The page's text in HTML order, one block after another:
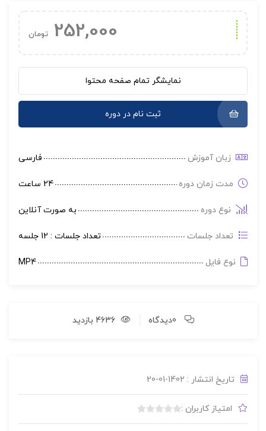
252,000 تومان
نمایشگر تمام صفحه محتوا
ثبت نام در دوره
زبان آموزش فارسی
مدت زمان دوره 24 ساعت
نوع دوره به صورت آنلاین
تعداد جلسات تعداد جلسات : 12 جلسه
نوع فایل MP4
0دیدگاه 4636 بازدید
تاریخ انتشار : 1402-01-20
امتیاز کاربران :